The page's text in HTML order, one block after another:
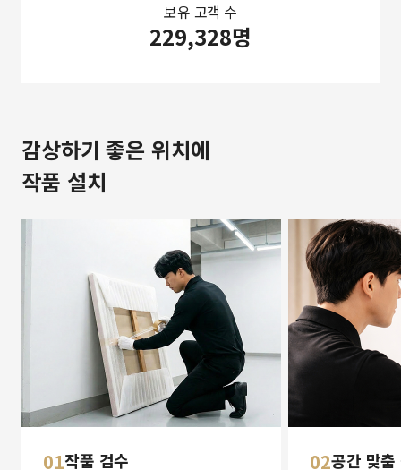
보유 고객 수
229,328명
감상하기 좋은 위치에
작품 설치
01작품 검수 02공간 맞